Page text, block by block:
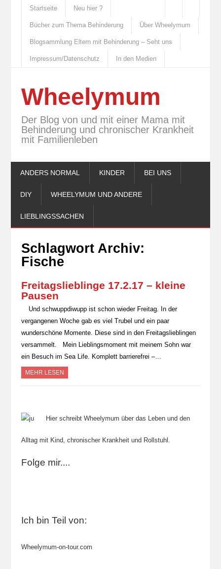
Startseite Neu hier ?
Bücher zum Thema Behinderung Über Wheelymum
Blogsammlung Eltern mit Behinderung – Seht uns
Impressum/Datenschutz In den Medien
Wheelymum
Der Blog von und mit einer Mama mit
Behinderung und chronischer Krankheit
mit Familienleben
ANDERS NORMAL KINDER BEI UNS
DIY WHEELYMUM UND ANDERE
LIEBLINGSSACHEN
Schlagwort Archiv:
Fische
Freitagslieblinge 17.2.17 – kleine
Pausen
Und schwuppdiwupp ist schon wieder Freitag. In der
vergangenen Woche gab es viel Trubel und ein paar
wunderschöne Momente. Diese sind in den Freitagslieblingen
versammelt. Mein Lieblingsmoment mit meinem Sohn war
ein Besuch im Sea Life. Komplett barrierefrei –…
MEHR LESEN
Hier schreibt Wheelymum über das Leben und den
Alltag mit Kind, chronischer Krankheit und Rollstuhl.
Folge mir....
Ich bin Teil von:
Wheelymum-on-tour.com